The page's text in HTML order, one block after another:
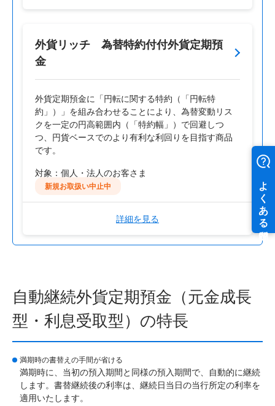
外貨リッチ 為替特約付付外貨定期預
金
外貨定期預金に「円転に関する特約（「円転特
約」）」を組み合わせることにより、為替変動リス
クを一定の円高範囲内（「特約幅」）で回避しつ
つ、円貨ベースでのより有利な利回りを目指す商品
です。
対象：個人・法人のお客さま
新規お取扱い中止中
詳細を見る
自動継続外貨定期預金（元金成長
型・利息受取型）の特長
満期時の書替えの手間が省ける
満期時に、当初の預入期間と同様の預入期間で、自動的に継続
します。書替継続後の利率は、継続日当日の当行所定の利率を
適用いたします。